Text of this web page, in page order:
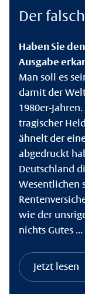
Der
Haben Sie
Ausgabe
Man soll es
damit der
1980er-
tragischer
ähnelt der
abgedruckt
Deutschland
Wesentlichen
wie der
nichts Gutes ...
Jetzt lesen